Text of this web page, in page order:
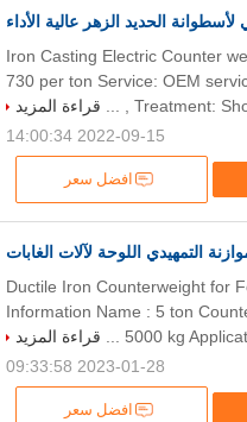
الحديد الزهر عالية الأداء
افضل سعر
Iron Casting Electric Counter
730 per ton Service: OEM
Treatment: Shot
قراءة المزيد
2022-09-15 14:00:34
افضل سعر
Ductile Iron Counterweight for
Information Name : 5 ton
5000 kg
قراءة المزيد
2023-01-28 09:33:58